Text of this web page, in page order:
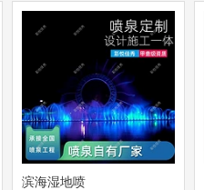
滨海湿地喷